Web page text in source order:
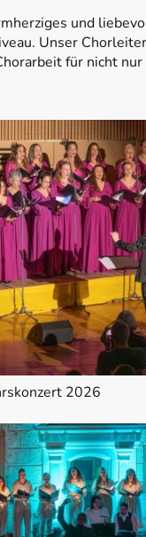
und
Unser
für nicht
2026